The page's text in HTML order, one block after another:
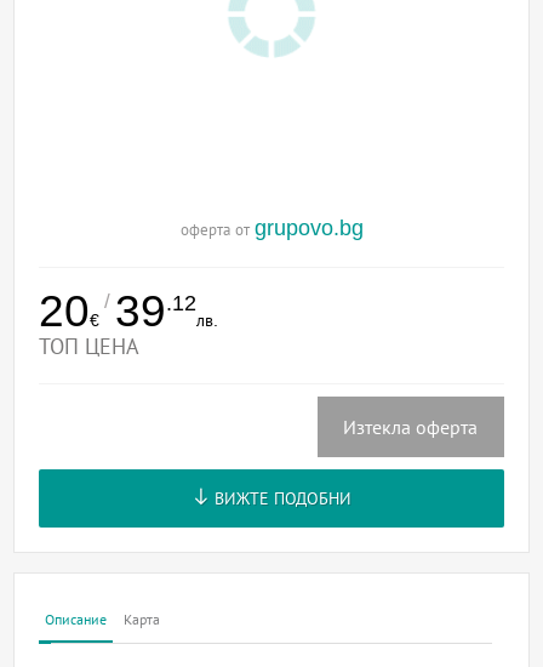
оферта от grupovo.bg
20€
/ 39.12
лв.
ТОП ЦЕНА
Изтекла оферта
ВИЖТЕ ПОДОБНИ
Описание Карта